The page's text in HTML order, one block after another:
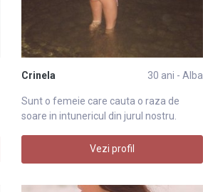
Crinela 30 ani - Alba
Sunt o femeie care cauta o raza de
soare in intunericul din jurul nostru.
Vezi profil